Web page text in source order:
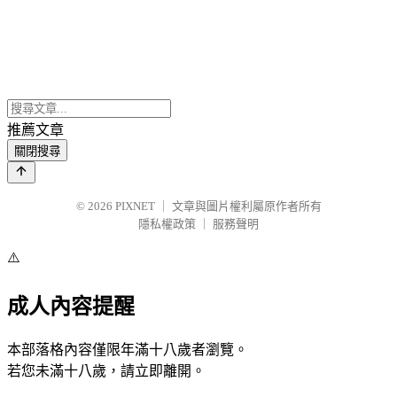
推薦文章
關閉搜尋
© 2026 PIXNET
文章與圖片權利屬原作者所有
隱私權政策
服務聲明
⚠️
成人內容提醒
本部落格內容僅限年滿十八歲者瀏覽。
若您未滿十八歲，請立即離開。